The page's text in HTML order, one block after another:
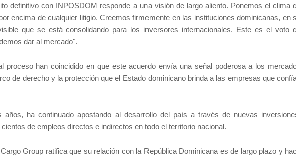
definitivo con INPOSDOM responde a una visión de largo aliento. Ponemos el clima
encima de cualquier litigio. Creemos firmemente en las instituciones dominicanas, en
que se está consolidando para los inversores internacionales. Este es el voto
dar al mercado".
proceso han coincidido en que este acuerdo envía una señal poderosa a los
de derecho y la protección que el Estado dominicano brinda a las empresas que
ha continuado apostando al desarrollo del país a través de nuevas
de empleos directos e indirectos en todo el territorio nacional.
Group ratifica que su relación con la República Dominicana es de largo plazo y